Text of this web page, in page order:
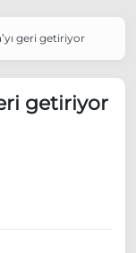
edecek
kararı aldı
geri getiriyor
getiriyor